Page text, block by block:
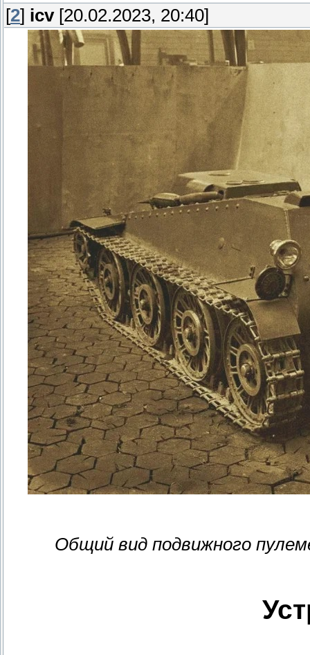
[2] icv[20.02.2023, 20:40]
Общий вид подвижного